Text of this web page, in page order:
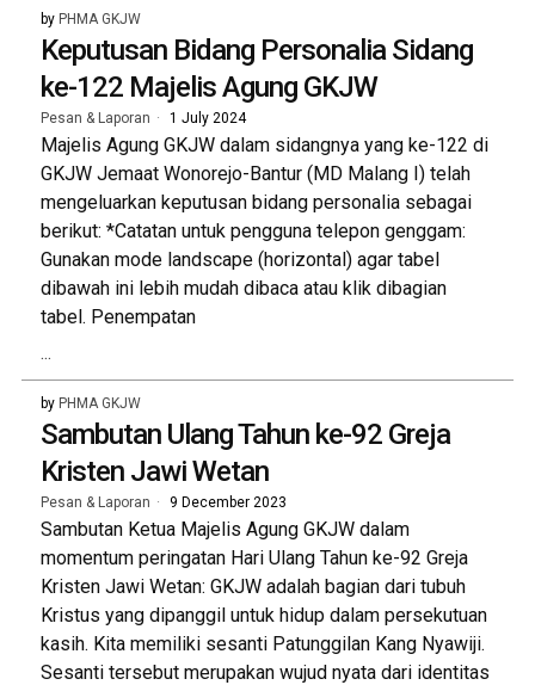
by PHMA GKJW
Keputusan Bidang Personalia Sidang
ke-122 Majelis Agung GKJW
Pesan & Laporan 1 July 2024
Majelis Agung GKJW dalam sidangnya yang ke-122 di
GKJW Jemaat Wonorejo-Bantur (MD Malang I) telah
mengeluarkan keputusan bidang personalia sebagai
berikut: *Catatan untuk pengguna telepon genggam:
Gunakan mode landscape (horizontal) agar tabel
dibawah ini lebih mudah dibaca atau klik dibagian
tabel. Penempatan
...
by PHMA GKJW
Sambutan Ulang Tahun ke-92 Greja
Kristen Jawi Wetan
Pesan & Laporan 9 December 2023
Sambutan Ketua Majelis Agung GKJW dalam
momentum peringatan Hari Ulang Tahun ke-92 Greja
Kristen Jawi Wetan: GKJW adalah bagian dari tubuh
Kristus yang dipanggil untuk hidup dalam persekutuan
kasih. Kita memiliki sesanti Patunggilan Kang Nyawiji.
Sesanti tersebut merupakan wujud nyata dari identitas